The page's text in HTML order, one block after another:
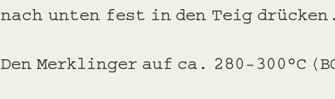
nach unten fest in den Teig
Den Merklinger auf ca. 280-300°C